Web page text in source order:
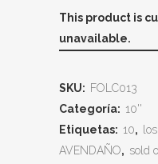
This product is
unavailable.
SKU: FOLC013
Categoría: 10''
Etiquetas: 10,
AVENDAÑO, sold